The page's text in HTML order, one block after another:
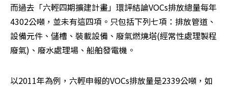
而過去「六輕四期擴建計畫」環評結論VOCs排放總量每年
4302公噸，並未有這四項。只包括下列七項：排放管道、
設備元件、儲槽、裝載設備、廢氣燃燒塔(經常性處理製程
廢氣)、廢水處理場、船舶發電機。
以2011年為例，六輕申報的VOCs排放量是2339公噸，如